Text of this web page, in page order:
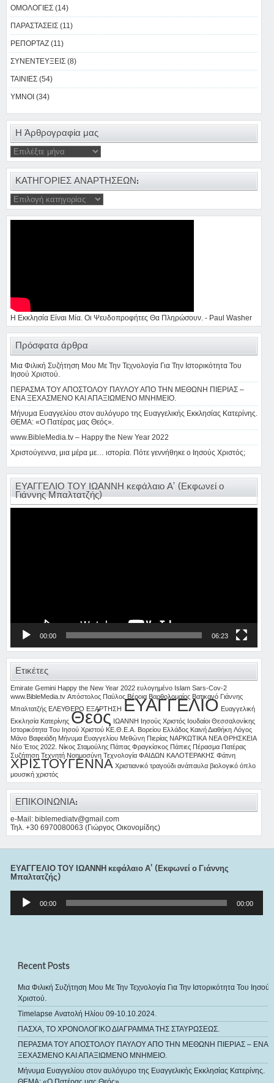
ΟΜΟΛΟΓΙΕΣ (14)
ΠΑΡΑΣΤΑΣΕΙΣ (11)
ΡΕΠΟΡΤΑΖ (11)
ΣΥΝΕΝΤΕΥΞΕΙΣ (8)
ΤΑΙΝΙΕΣ (54)
ΥΜΝΟΙ (34)
Η Άρθρογραφία μας
ΚΑΤΗΓΟΡΙΕΣ ΑΝΑΡΤΗΣΕΩΝ:
Η Εκκλησία Είναι Μία. Οι Ψευδοπροφήτες Θα Πληρώσουν. - Paul Washer
Πρόσφατα άρθρα
Μια Φιλική Συζήτηση Μου Με Την Τεχνολογία Για Την Ιστορικότητα Του
Ιησού Χριστού.
ΠΕΡΑΣΜΑ ΤΟΥ ΑΠΟΣΤΟΛΟΥ ΠΑΥΛΟΥ ΑΠΟ ΤΗΝ ΜΕΘΩΝΗ ΠΙΕΡΙΑΣ –
ΕΝΑ ΞΕΧΑΣΜΕΝΟ ΚΑΙ ΑΠΑΞΙΩΜΕΝΟ ΜΝΗΜΕΙΟ.
Μήνυμα Ευαγγελίου στον αυλόγυρο της Ευαγγελικής Εκκλησίας Κατερίνης.
ΘΕΜΑ: «Ο Πατέρας μας Θεός».
www.BibleMedia.tv – Happy the New Year 2022
Χριστούγεννα, μια μέρα με… ιστορία. Πότε γεννήθηκε ο Ιησούς Χριστός;
ΕΥΑΓΓΕΛΙΟ ΤΟΥ ΙΩΑΝΝΗ κεφάλαιο Α’ (Εκφωνεί ο
Γιάννης Μπαλτατζής)
00:00 06:23
Ετικέτες
Emirate Gemini Happy the New Year 2022 ευλογημένο Islam Sars-Cov-2
www.BibleMedia.tv Απόστολος Παύλος Βέροια Βαρθολομαίος Βατικανό Γιάννης
Μπαλτατζής ΕΛΕΥΘΕΡΟ ΕΞΑΡΤΗΣΗ ΕΥΑΓΓΕΛΙΟ Ευαγγελική
Εκκλησία Κατερίνης Θεός ΙΩΑΝΝΗ Ιησούς Χριστός Ιουδαίοι Θεσσαλονίκης
Ιστορικότητα Του Ιησού Χριστού ΚΕ.Θ.Ε.Α. Βορείου Ελλάδος Καινή Διαθήκη Λόγος
Μάνο Βαφειάδη Μήνυμα Ευαγγελίου Μεθώνη Πιερίας ΝΑΡΚΩΤΙΚΑ ΝΕΑ ΘΡΗΣΚΕΙΑ
Νέο Έτος 2022. Νίκος Σταμούλης Πάπας Φραγκίσκος Πάπιες Πέρασμα Πατέρας
Συζήτηση Τεχνητή Νοημοσύνη Τεχνολογία ΦΑΙΔΩΝ ΚΑΛΟΤΕΡΑΚΗΣ Φάτνη
ΧΡΙΣΤΟΥΓΕΝΝΑ Χριστιανικό τραγούδι ανάπαυλα βιολογικό όπλο
μουσική χριστός
ΕΠΙΚΟΙΝΩΝΙΑ:
e-Mail: biblemediatv@gmail.com
Τηλ. +30 6970080063 (Γιώργος Οικονομίδης)
ΕΥΑΓΓΕΛΙΟ ΤΟΥ ΙΩΑΝΝΗ κεφάλαιο Α’ (Εκφωνεί ο Γιάννης
Μπαλτατζής)
Αναπαραγωγής
00:00 00:00
Recent Posts
Μια Φιλική Συζήτηση Μου Με Την Τεχνολογία Για Την Ιστορικότητα Του Ιησού
Χριστού.
Timelapse Ανατολή Ηλίου 09-10.10.2024.
ΠΑΣΧΑ, ΤΟ ΧΡΟΝΟΛΟΓΙΚΟ ΔΙΑΓΡΑΜΜΑ ΤΗΣ ΣΤΑΥΡΩΣΕΩΣ.
ΠΕΡΑΣΜΑ ΤΟΥ ΑΠΟΣΤΟΛΟΥ ΠΑΥΛΟΥ ΑΠΟ ΤΗΝ ΜΕΘΩΝΗ ΠΙΕΡΙΑΣ – ΕΝΑ
ΞΕΧΑΣΜΕΝΟ ΚΑΙ ΑΠΑΞΙΩΜΕΝΟ ΜΝΗΜΕΙΟ.
Μήνυμα Ευαγγελίου στον αυλόγυρο της Ευαγγελικής Εκκλησίας Κατερίνης.